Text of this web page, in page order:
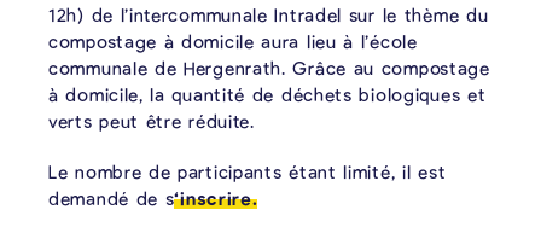
12h) de l’intercommunale Intradel sur le thème du
compostage à domicile aura lieu à l’école
communale de Hergenrath. Grâce au compostage
à domicile, la quantité de déchets biologiques et
verts peut être réduite.
Le nombre de participants étant limité, il est
demandé de s‘inscrire.